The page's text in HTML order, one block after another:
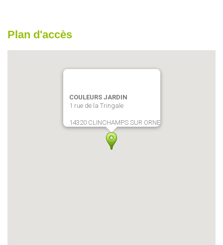
Plan d'accès
COULEURS JARDIN
1 rue de la Tringale
14320 CLINCHAMPS SUR ORNE